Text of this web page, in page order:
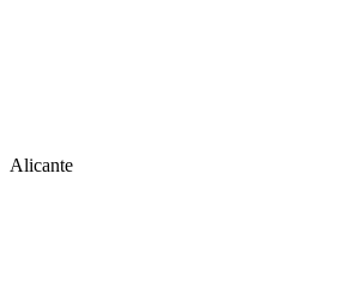
Alicante